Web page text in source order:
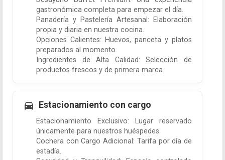
gastronómica completa para empezar el día.
Panadería y Pastelería Artesanal: Elaboración
propia y diaria en nuestra cocina.
Opciones Calientes: Huevos, panceta y platos
preparados al momento.
Ingredientes de Alta Calidad: Selección de
productos frescos y de primera marca.
Estacionamiento con cargo
Estacionamiento Exclusivo: Lugar reservado
únicamente para nuestros huéspedes.
Cochera con Cargo Adicional: Tarifa por día de
estadía.